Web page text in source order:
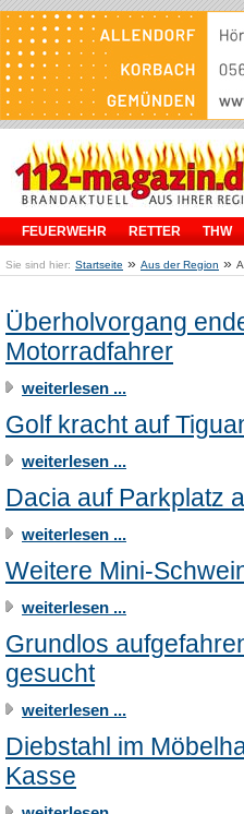
FEUERWEHR RETTER THW
Sie sind hier: Startseite » Aus der Region »
Überholvorgang
Motorradfahrer
weiterlesen ...
Golf kracht auf
weiterlesen ...
Dacia auf Parkplatz
weiterlesen ...
Weitere Mini-
weiterlesen ...
Grundlos
gesucht
weiterlesen ...
Diebstahl im
Kasse